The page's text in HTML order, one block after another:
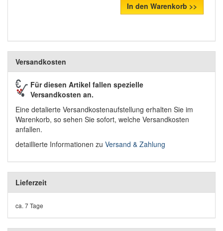
In den Warenkorb >>
Versandkosten
Für diesen Artikel fallen spezielle
Versandkosten an.
Eine detalierte Versandkostenaufstellung erhalten Sie im
Warenkorb, so sehen Sie sofort, welche Versandkosten
anfallen.
detaillierte Informationen zu Versand & Zahlung
Lieferzeit
ca. 7 Tage